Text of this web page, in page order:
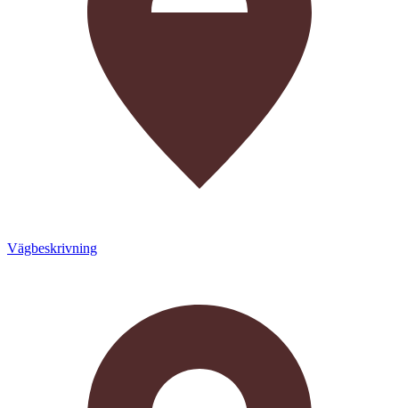
Vägbeskrivning